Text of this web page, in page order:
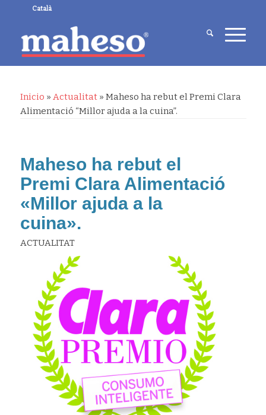
Català
Inicio » Actualitat» Maheso ha rebut el Premi Clara
Alimentació “Millor ajuda a la cuina”.
Maheso ha rebut el
Premi Clara Alimentació
«Millor ajuda a la
cuina».
ACTUALITAT